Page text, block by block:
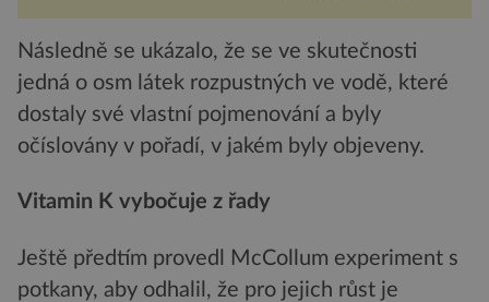
Následně se ukázalo, že se ve skutečnosti
jedná o osm látek rozpustných ve vodě, které
dostaly své vlastní pojmenování a byly
očíslovány v pořadí, v jakém byly objeveny.
Vitamin K vybočuje z řady
Ještě předtím provedl McCollum experiment s
potkany, aby odhalil, že pro jejich růst je